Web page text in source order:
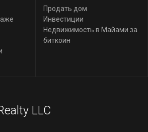
Продать дом
Инвестиции
Недвижимость в Майами за
биткоин
LLC